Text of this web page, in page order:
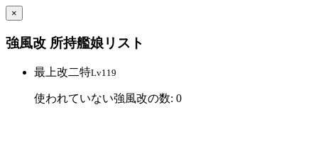
×
強風改 所持艦娘リスト
最上改二特Lv119
使われていない強風改の数: 0